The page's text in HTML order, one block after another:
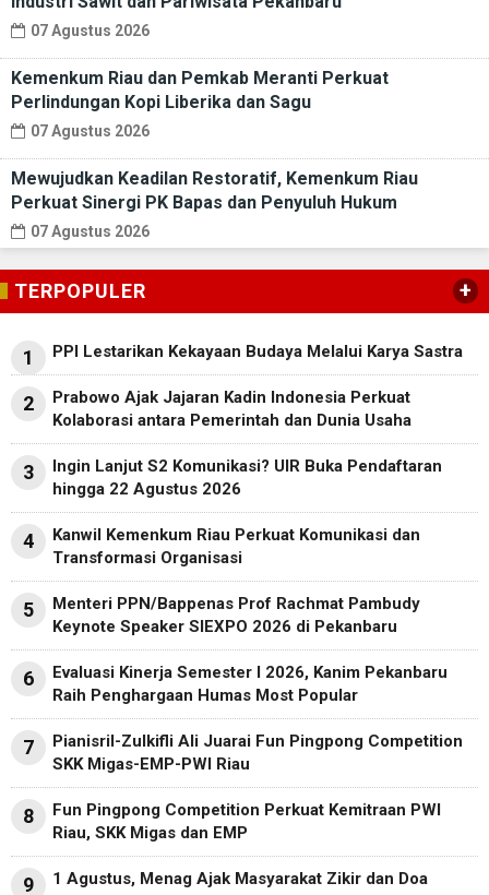
07 Agustus 2026
Kemenkum Riau dan Pemkab Meranti Perkuat
Perlindungan Kopi Liberika dan Sagu
07 Agustus 2026
Mewujudkan Keadilan Restoratif, Kemenkum Riau
Perkuat Sinergi PK Bapas dan Penyuluh Hukum
07 Agustus 2026
TERPOPULER +
1 PPI Lestarikan Kekayaan Budaya Melalui Karya Sastra
2
Prabowo Ajak Jajaran Kadin Indonesia Perkuat
Kolaborasi antara Pemerintah dan Dunia Usaha
3
Ingin Lanjut S2 Komunikasi? UIR Buka Pendaftaran
hingga 22 Agustus 2026
4
Kanwil Kemenkum Riau Perkuat Komunikasi dan
Transformasi Organisasi
5
Menteri PPN/Bappenas Prof Rachmat Pambudy
Keynote Speaker SIEXPO 2026 di Pekanbaru
6
Evaluasi Kinerja Semester I 2026, Kanim Pekanbaru
Raih Penghargaan Humas Most Popular
7
Pianisril-Zulkifli Ali Juarai Fun Pingpong Competition
SKK Migas-EMP-PWI Riau
8
Fun Pingpong Competition Perkuat Kemitraan PWI
Riau, SKK Migas dan EMP
9
1 Agustus, Menag Ajak Masyarakat Zikir dan Doa